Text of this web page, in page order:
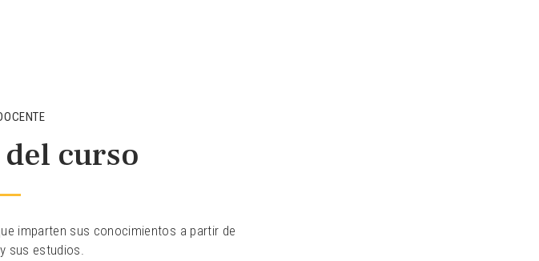
curso
imparten sus conocimientos a partir de
sus estudios.